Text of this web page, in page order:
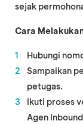
sejak
Cara
Hubungi
Sampaikan
petugas.
Ikuti proses
Agen